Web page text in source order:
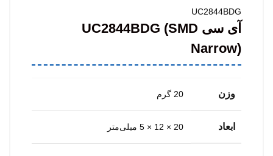
UC2844BDG
آی سی UC2844BDG (SMD
Narrow)
وزن 20 گرم
ابعاد 20 × 12 × 5 میلی‌متر